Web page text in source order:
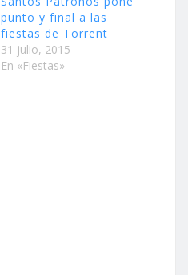
punto y final a las
fiestas de Torrent
31 julio, 2015
En «Fiestas»